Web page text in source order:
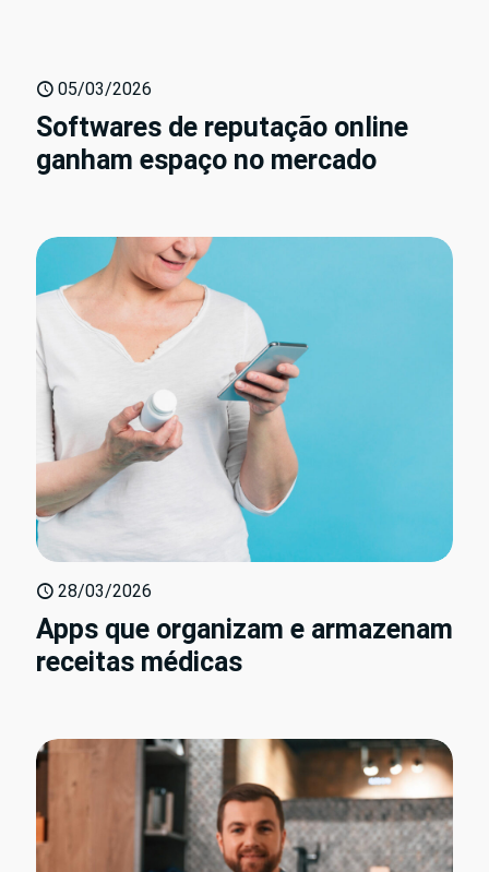
05/03/2026
Softwares de reputação online
ganham espaço no mercado
28/03/2026
Apps que organizam e armazenam
receitas médicas